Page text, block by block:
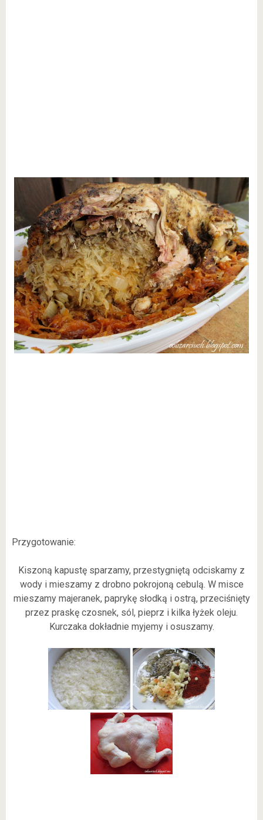
Przygotowanie:
Kiszoną kapustę sparzamy, przestygniętą odciskamy z
wody i mieszamy z drobno pokrojoną cebulą. W misce
mieszamy majeranek, paprykę słodką i ostrą, przeciśnięty
przez praskę czosnek, sól, pieprz i kilka łyżek oleju.
Kurczaka dokładnie myjemy i osuszamy.